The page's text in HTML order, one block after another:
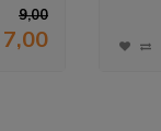
9,00
7,00